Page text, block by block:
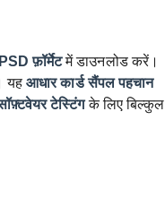
PSD फ़ॉर्मेटमें डाउनलोड करें।
यहआधार कार्ड सैंपल पहचान
टेस्टिंगके लिए बिल्कुल